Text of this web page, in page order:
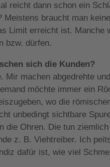
reicht dann schon ein
Meistens braucht man
Limit erreicht ist.
bzw. dürfen.
sich die Kunden?
Mir machen abgedrehte
möchte immer ein
wo die
unbedingt sichtbare
die Ohren. Die tun
z. B. Viehtreiber. Ich
dafür ist, wie viel